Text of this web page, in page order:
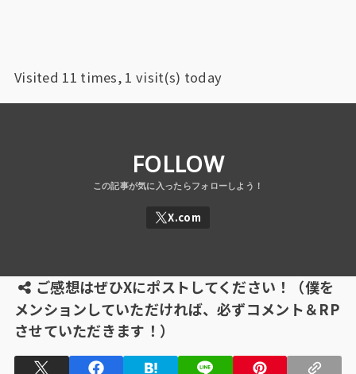
Visited 11 times, 1 visit(s) today
FOLLOW
ご感想はぜひXにポストしてください！（僕を
メンションしていただければ、必ずコメント＆RP
させていただきます！）